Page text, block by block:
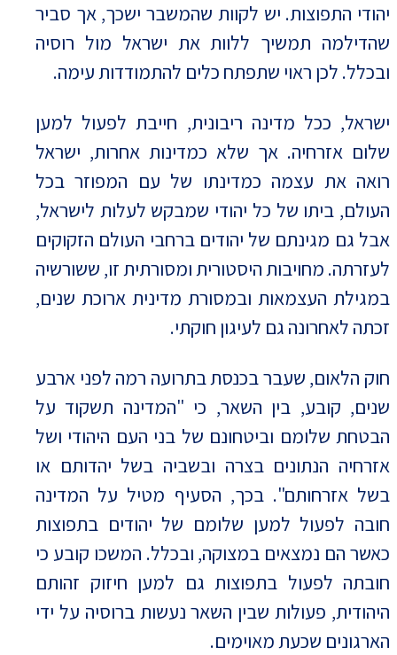
יהודי התפוצות. יש לקוות שהמשבר ישכך, אך סביר
שהדילמה תמשיך ללוות את ישראל מול רוסיה
ובכלל. לכן ראוי שתפתח כלים להתמודדות עימה.
ישראל, ככל מדינה ריבונית, חייבת לפעול למען
שלום אזרחיה. אך שלא כמדינות אחרות, ישראל
רואה את עצמה כמדינתו של עם המפוזר בכל
העולם, ביתו של כל יהודי שמבקש לעלות לישראל,
אבל גם מגינתם של יהודים ברחבי העולם הזקוקים
לעזרתה. מחויבות היסטורית ומסורתית זו, ששורשיה
במגילת העצמאות ובמסורת מדינית ארוכת שנים,
זכתה לאחרונה גם לעיגון חוקתי.
חוק הלאום, שעבר בכנסת בתרועה רמה לפני ארבע
שנים, קובע, בין השאר, כי "המדינה תשקוד על
הבטחת שלומם וביטחונם של בני העם היהודי ושל
אזרחיה הנתונים בצרה ובשביה בשל יהדותם או
בשל אזרחותם". בכך, הסעיף מטיל על המדינה
חובה לפעול למען שלומם של יהודים בתפוצות
כאשר הם נמצאים במצוקה, ובכלל. המשכו קובע כי
חובתה לפעול בתפוצות גם למען חיזוק זהותם
היהודית, פעולות שבין השאר נעשות ברוסיה על ידי
הארגונים שכעת מאוימים.